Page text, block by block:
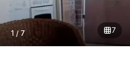
1 / 7 7